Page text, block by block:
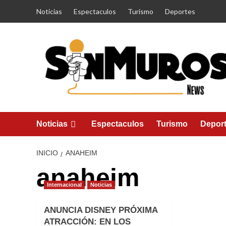
Noticias Espectaculos Turismo Deportes
Noticias Espectaculos Turismo
INICIO ANAHEIM
anaheim
Internacional Noticias
ANUNCIA DISNEY PRÓXIMA
ATRACCIÓN: EN LOS